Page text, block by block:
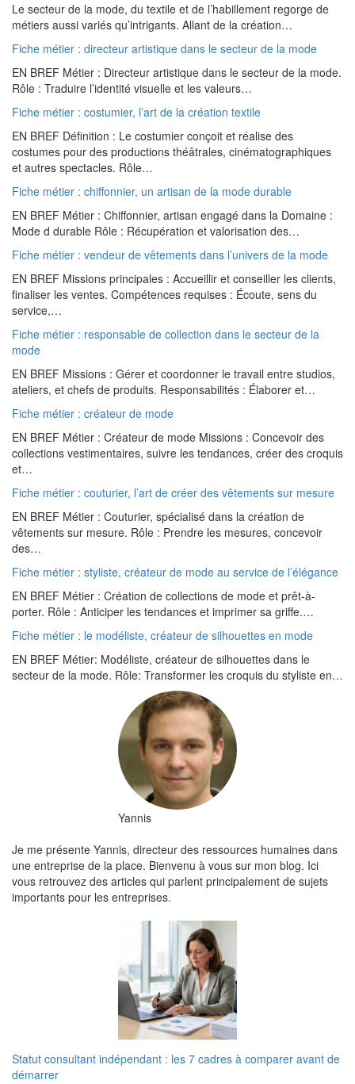
Le secteur de la mode, du textile et de l’habillement regorge de
métiers aussi variés qu’intrigants. Allant de la création…
Fiche métier : directeur artistique dans le secteur de la mode
EN BREF Métier : Directeur artistique dans le secteur de la mode.
Rôle : Traduire l’identité visuelle et les valeurs…
Fiche métier : costumier, l’art de la création textile
EN BREF Définition : Le costumier conçoit et réalise des
costumes pour des productions théâtrales, cinématographiques
et autres spectacles. Rôle…
Fiche métier : chiffonnier, un artisan de la mode durable
EN BREF Métier : Chiffonnier, artisan engagé dans la Domaine :
Mode d durable Rôle : Récupération et valorisation des…
Fiche métier : vendeur de vêtements dans l’univers de la mode
EN BREF Missions principales : Accueillir et conseiller les clients,
finaliser les ventes. Compétences requises : Écoute, sens du
service,…
Fiche métier : responsable de collection dans le secteur de la
mode
EN BREF Missions : Gérer et coordonner le travail entre studios,
ateliers, et chefs de produits. Responsabilités : Élaborer et…
Fiche métier : créateur de mode
EN BREF Métier : Créateur de mode Missions : Concevoir des
collections vestimentaires, suivre les tendances, créer des croquis
et…
Fiche métier : couturier, l’art de créer des vêtements sur mesure
EN BREF Métier : Couturier, spécialisé dans la création de
vêtements sur mesure. Rôle : Prendre les mesures, concevoir
des…
Fiche métier : styliste, créateur de mode au service de l’élégance
EN BREF Métier : Création de collections de mode et prêt-à-
porter. Rôle : Anticiper les tendances et imprimer sa griffe.…
Fiche métier : le modéliste, créateur de silhouettes en mode
EN BREF Métier: Modéliste, créateur de silhouettes dans le
secteur de la mode. Rôle: Transformer les croquis du styliste en…
Yannis
Je me présente Yannis, directeur des ressources humaines dans
une entreprise de la place. Bienvenu à vous sur mon blog. Ici
vous retrouvez des articles qui parlent principalement de sujets
importants pour les entreprises.
Statut consultant indépendant : les 7 cadres à comparer avant de
démarrer